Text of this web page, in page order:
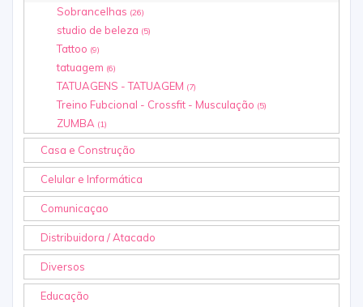
Sobrancelhas (26)
studio de beleza (5)
Tattoo (9)
tatuagem (6)
TATUAGENS - TATUAGEM (7)
Treino Fubcional - Crossfit - Musculação (5)
ZUMBA (1)
Casa e Construção
Celular e Informática
Comunicaçao
Distribuidora / Atacado
Diversos
Educação